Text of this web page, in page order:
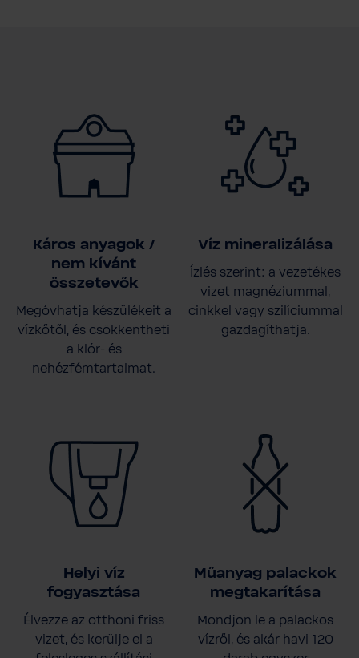
Káros anyagok /
nem kívánt
összetevők
Megóvhatja készülékeit a
vízkőtől, és csökkentheti
a klór- és
nehézfémtartalmat.
Víz mineralizálása
Ízlés szerint: a vezetékes
vizet magnéziummal,
cinkkel vagy szilíciummal
gazdagíthatja.
Helyi víz
fogyasztása
Élvezze az otthoni friss
vizet, és kerülje el a
Műanyag palackok
megtakarítása
Mondjon le a palackos
vízről, és akár havi 120